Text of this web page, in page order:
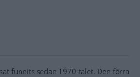
funnits sedan 1970-talet. Den förra